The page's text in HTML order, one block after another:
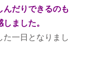
だりできるのも
ました。
一日となりまし